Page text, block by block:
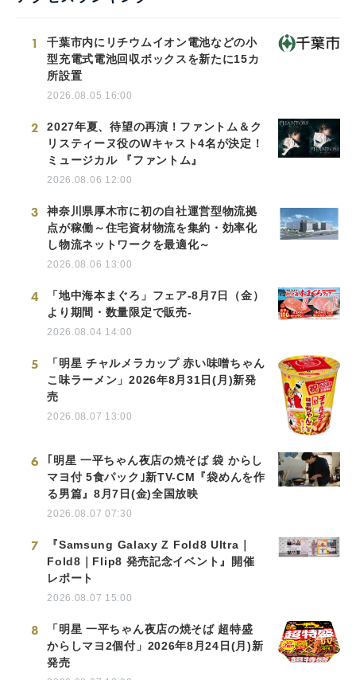
1
千葉市内にリチウムイオン電池などの小
型充電式電池回収ボックスを新たに15カ
所設置
2026.08.05 16:00
2
2027年夏、待望の再演！ファントム＆ク
リスティーヌ役のWキャスト4名が決定！
ミュージカル 『ファントム』
2026.08.06 12:00
3
神奈川県厚木市に初の自社運営型物流拠
点が稼働～住宅資材物流を集約・効率化
し物流ネットワークを最適化～
2026.08.06 13:00
4
「地中海本まぐろ」フェア-8月7日（金）
より期間・数量限定で販売-
2026.08.04 14:00
5
「明星 チャルメラカップ 赤い味噌ちゃん
こ味ラーメン」2026年8月31日(月)新発
売
2026.08.07 13:00
6
｢明星 一平ちゃん夜店の焼そば 袋 からし
マヨ付 5食パック｣新TV-CM『袋めんを作
る男篇』8月7日(金)全国放映
2026.08.07 07:30
7
『Samsung Galaxy Z Fold8 Ultra｜
Fold8｜Flip8 発売記念イベント』開催
レポート
2026.08.07 15:00
8
「明星 一平ちゃん夜店の焼そば 超特盛
からしマヨ2個付」2026年8月24日(月)新
発売